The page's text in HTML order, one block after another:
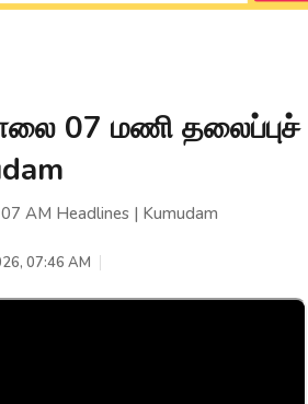
07 மணி தலைப்புச்
AM Headlines | Kumudam
07:46 AM